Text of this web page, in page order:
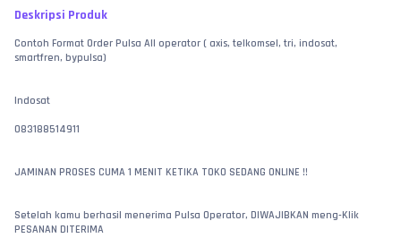
Deskripsi Produk
Contoh Format Order Pulsa All operator ( axis, telkomsel, tri, indosat,
smartfren, bypulsa)
Indosat
083188514911
JAMINAN PROSES CUMA 1 MENIT KETIKA TOKO SEDANG ONLINE !!
Setelah kamu berhasil menerima Pulsa Operator, DIWAJIBKAN meng-Klik
PESANAN DITERIMA